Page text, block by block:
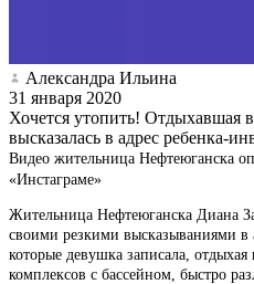
Александра Ильина
31 января 2020
Хочется утопить! Отдыхавшая
высказалась в адрес ребенка-
Видео жительница Нефтеюганска
«Инстаграме»
Жительница Нефтеюганска Диана
своими резкими высказываниями в
которые девушка записала,
комплексов с бассейном, быстро